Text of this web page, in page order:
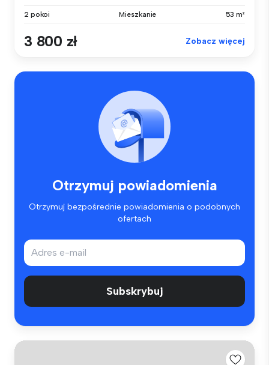
2 pokoi Mieszkanie 53 m²
3 800 zł Zobacz więcej
Otrzymuj powiadomienia
Otrzymuj bezpośrednie powiadomienia o podobnych
ofertach
Subskrybuj